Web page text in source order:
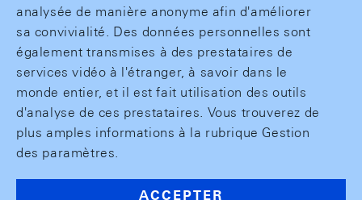
analysée de manière anonyme afin d'améliorer
sa convivialité. Des données personnelles sont
également transmises à des prestataires de
services vidéo à l'étranger, à savoir dans le
monde entier, et il est fait utilisation des outils
d'analyse de ces prestataires. Vous trouverez de
plus amples informations à la rubrique Gestion
des paramètres.
ACCEPTER